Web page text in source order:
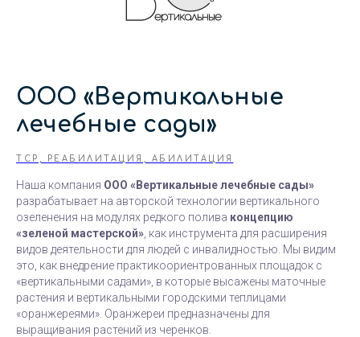
ООО «Вертикальные
лечебные сады»
ТСР, РЕАБИЛИТАЦИЯ, АБИЛИТАЦИЯ
Наша компания ООО «Вертикальные лечебные сады»
разрабатывает на авторской технологии вертикального
озеленения на модулях редкого полива концепцию
«зеленой мастерской» как инструмента для расширения
видов деятельности для людей с инвалидностью. Мы видим
это, как внедрение практикоориентрованных площадок с
«вертикальными садами», в которые высажены маточные
растения и вертикальными городскими теплицами
«оранжереями». Оранжереи предназначены для
выращивания растений из черенков.